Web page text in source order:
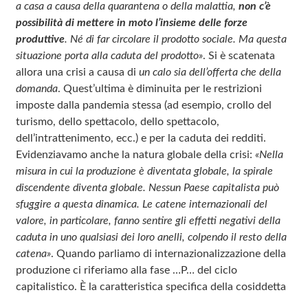
a casa a causa della quarantena o della malattia, non c’è
possibilità di mettere in moto l’insieme delle forze
produttive. Né di far circolare il prodotto sociale. Ma questa
situazione porta alla caduta del prodotto». Si è scatenata
allora una crisi a causa di un calo sia dell’offerta che della
domanda. Quest’ultima è diminuita per le restrizioni
imposte dalla pandemia stessa (ad esempio, crollo del
turismo, dello spettacolo, dello spettacolo,
dell’intrattenimento, ecc.) e per la caduta dei redditi.
Evidenziavamo anche la natura globale della crisi: «Nella
misura in cui la produzione è diventata globale, la spirale
discendente diventa globale. Nessun Paese capitalista può
sfuggire a questa dinamica. Le catene internazionali del
valore, in particolare, fanno sentire gli effetti negativi della
caduta in uno qualsiasi dei loro anelli, colpendo il resto della
catena». Quando parliamo di internazionalizzazione della
produzione ci riferiamo alla fase …P… del ciclo
capitalistico. È la caratteristica specifica della cosiddetta